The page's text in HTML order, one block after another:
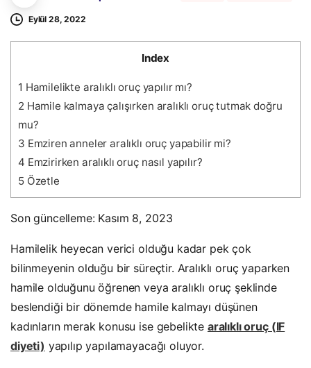
Eylül 28, 2022
Index
1 Hamilelikte aralıklı oruç yapılır mı?
2 Hamile kalmaya çalışırken aralıklı oruç tutmak doğru
mu?
3 Emziren anneler aralıklı oruç yapabilir mi?
4 Emzirirken aralıklı oruç nasıl yapılır?
5Özetle
Son güncelleme: Kasım 8, 2023
Hamilelik heyecan verici olduğu kadar pek çok
bilinmeyenin olduğu bir süreçtir. Aralıklı oruç yaparken
hamile olduğunu öğrenen veya aralıklı oruç şeklinde
beslendiği bir dönemde hamile kalmayı düşünen
kadınların merak konusu ise gebelikte aralıklı oruç (IF
diyeti) yapılıp yapılamayacağı oluyor.